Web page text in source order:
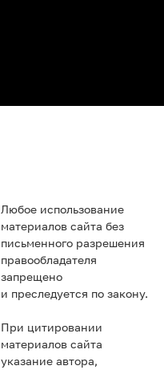
Любое использование
материалов сайта без
письменного разрешения
правообладателя
запрещено
и преследуется по закону.
При цитировании
материалов сайта
указание автора,